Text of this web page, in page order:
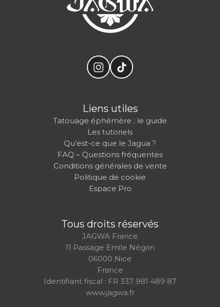
Liens utiles
Tatouage éphémère : le guide
Les tutoriels
Qu’est-ce que le Jagua ?
FAQ – Questions fréquentes
Conditions générales de vente
Politique de cookie
Espace Pro
Tous droits réservés
JAGWA France
11 Passage Emile Négrin
06000 Nice
France
Identifiant fiscal : FR 337 981 489 87
www.jagwa.fr